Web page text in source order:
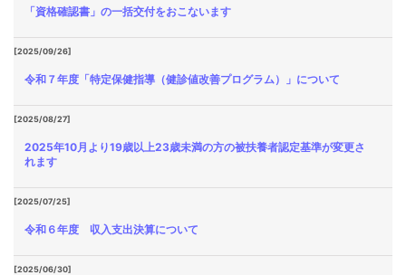
「資格確認書」の一括交付をおこないます
[2025/09/26]
令和７年度「特定保健指導（健診値改善プログラム）」について
[2025/08/27]
2025年10月より19歳以上23歳未満の方の被扶養者認定基準が変更さ
れます
[2025/07/25]
令和６年度 収入支出決算について
[2025/06/30]